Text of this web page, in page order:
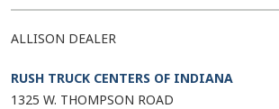
ALLISON DEALER
RUSH TRUCK CENTERS OF INDIANA
1325 W. THOMPSON ROAD